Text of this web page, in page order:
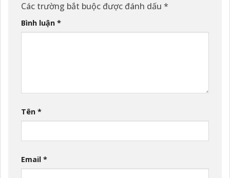
Các trường bắt buộc được đánh dấu *
Bình luận *
Tên *
Email *